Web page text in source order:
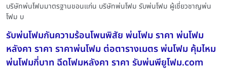
บริษัทพ่นโฟมมาตรฐานขอนแก่น บริษัทพ่นโฟม รับพ่นโฟม ผู้เชี่ยวชาญพ่น
โฟม บ
รับพ่นโฟมกันความร้อนโพนพิสัย พ่นโฟม ราคา พ่นโฟม
หลังคา ราคา ราคาพ่นโฟม ต่อตารางเมตร พ่นโฟม คุ้มไหม
พ่นโฟมกี่บาท ฉีดโฟมหลังคา ราคา รับพ่นพียูโฟม.com